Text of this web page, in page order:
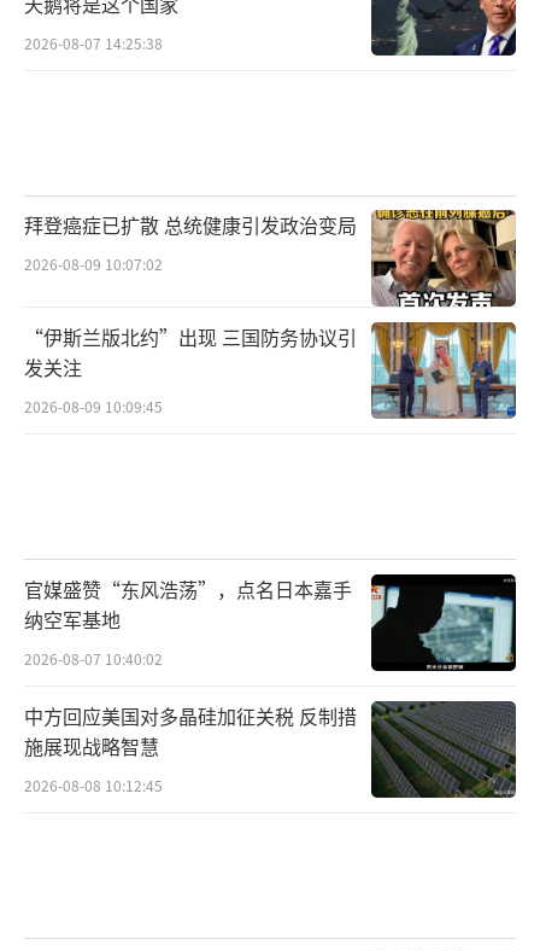
人痛心，但说这是“战争的一部分”。这个表
态与他之前的乐观态度不同。冲突刚爆发时，
的特朗普嘴里说出来确实少见。
同一天，美国国防部承认伊朗的无人机攻
势比想象中难对付得多。美军在反无人机技术
上存在明显的缺口，这会让驻中东的美军部队
和基地面临更大的风险。特朗普还透露，美国
施，但目前主要依靠空袭来打击伊朗。
这些表态背后反映的是美国面临的现实困
境。冲突打到第9天，美以联军消耗弹药的速度
落了大约140枚导弹和200架无人机。弹药短缺
问题逐渐凸显出来。3月8日，美国国务院宣布
批准了一项价值约1.5亿美元的对以色列紧急军
2026-08-07 14:25:38
拜登癌症已扩散 总统健康引发政治变局
2026-08-09 10:07:02
“伊斯兰版北约”出现 三国防务协议引
发关注
2026-08-09 10:09:45
官媒盛赞“东风浩荡”，点名日本嘉手
纳空军基地
2026-08-07 10:40:02
中方回应美国对多晶硅加征关税 反制措
施展现战略智慧
2026-08-08 10:12:45